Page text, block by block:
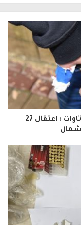
عميل سري يكشف شبكة جباية إتاوات : اعتقال 27